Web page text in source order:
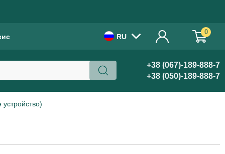
RU
0
+38 (067)-189-888-7
+38 (050)-189-888-7